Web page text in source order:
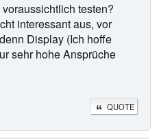
testen?
interessant aus, vor
Display (Ich hoffe
sehr hohe Ansprüche
QUOTE